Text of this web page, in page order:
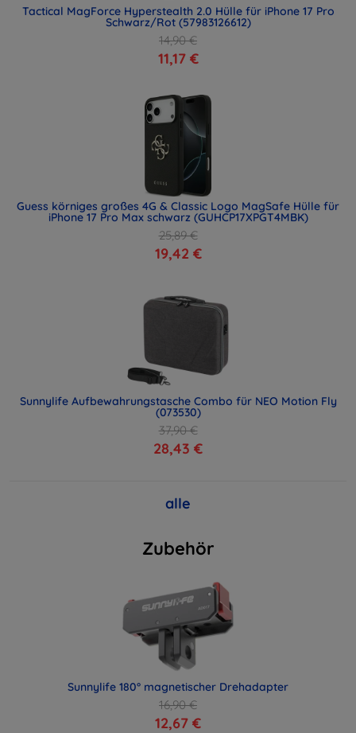
Tactical MagForce Hyperstealth 2.0 Hülle für iPhone 17 Pro
Schwarz/Rot (57983126612)
14,90 €
11,17 €
Guess körniges großes 4G & Classic Logo MagSafe Hülle für
iPhone 17 Pro Max schwarz (GUHCP17XPGT4MBK)
25,89 €
19,42 €
Sunnylife Aufbewahrungstasche Combo für NEO Motion Fly
(073530)
37,90 €
28,43 €
alle
Zubehör
Sunnylife 180° magnetischer Drehadapter
16,90 €
12,67 €